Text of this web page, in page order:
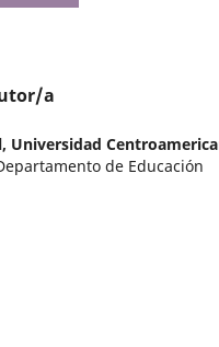
a
Universidad
de Educación